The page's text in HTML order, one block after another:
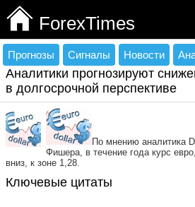
ForexTimes
Прогнозы Сигналы Новости
Аналитики прогнозируют
в долгосрочной перспективе
По мнению аналитика
Фишера, в течение года курс
вниз, к зоне 1,28.
Ключевые цитаты